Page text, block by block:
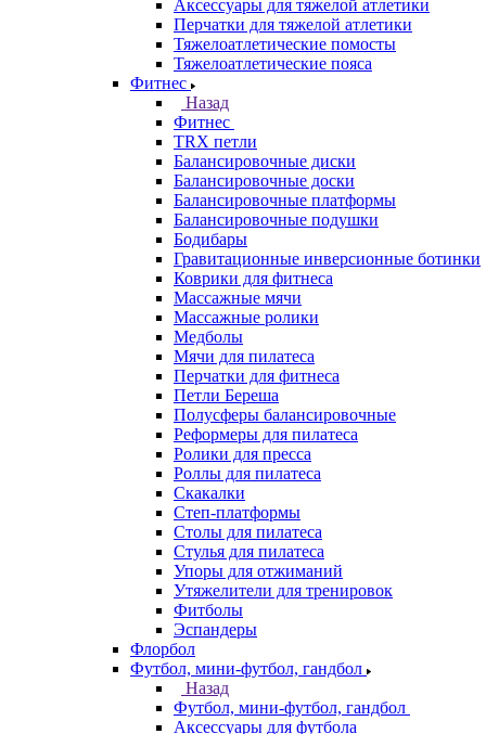
Аксессуары для тяжелой атлетики
Перчатки для тяжелой атлетики
Тяжелоатлетические помосты
Тяжелоатлетические пояса
Фитнес
Назад
Фитнес
TRX петли
Балансировочные диски
Балансировочные доски
Балансировочные платформы
Балансировочные подушки
Бодибары
Гравитационные инверсионные ботинки
Коврики для фитнеса
Массажные мячи
Массажные ролики
Медболы
Мячи для пилатеса
Перчатки для фитнеса
Петли Береша
Полусферы балансировочные
Реформеры для пилатеса
Ролики для пресса
Роллы для пилатеса
Скакалки
Степ-платформы
Столы для пилатеса
Стулья для пилатеса
Упоры для отжиманий
Утяжелители для тренировок
Фитболы
Эспандеры
Флорбол
Футбол, мини-футбол, гандбол
Назад
Футбол, мини-футбол, гандбол
Аксессуары для футбола